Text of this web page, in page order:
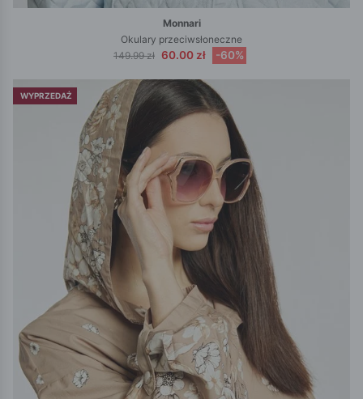
Monnari
Okulary przeciwsłoneczne
149.99 zł 60.00 zł -60%
WYPRZEDAŻ